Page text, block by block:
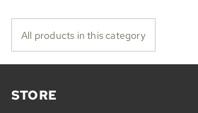
All products in this category
STORE